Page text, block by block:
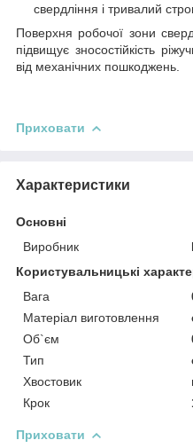
свердління і тривалий
Поверхня робочої зони
підвищує зносостійкість
від механічних пошкоджень.
Приховати
Характеристики
Основні
Виробник
Користувальницькі
Вага
Матеріал виготовлення
Об`єм
Тип
Хвостовик
Крок
Приховати